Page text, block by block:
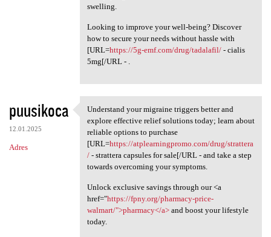
swelling.
Looking to improve your well-being? Discover
how to secure your needs without hassle with
[URL=https://5g-emf.com/drug/tadalafil/- cialis
5mg[/URL - .
puusikoca
12.01.2025
Adres
Understand your migraine
Understand your migraine triggers better and
explore effective relief solutions today; learn about
reliable options to purchase
[URL=https://atplearningpromo.com/drug/strattera
/- strattera capsules for sale[/URL - and take a step
towards overcoming your symptoms.
Unlock exclusive savings through our <a
href="https://fpny.org/pharmacy-price-
walmart/">pharmacy</a>and boost your lifestyle
today.